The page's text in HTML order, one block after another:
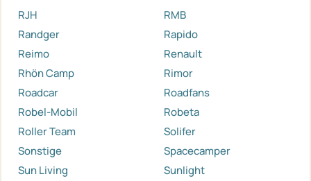
RJH
RMB
Randger
Rapido
Reimo
Renault
Rhön Camp
Rimor
Roadcar
Roadfans
Robel-Mobil
Robeta
Roller Team
Solifer
Sonstige
Spacecamper
Sun Living
Sunlight